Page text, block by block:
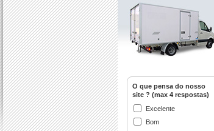
O que pensa do nosso
site ? (max 4 respostas)
Excelente
Bom